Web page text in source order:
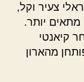
צעיר וקל,
מתאים יותר.
קיאנטי
מהארון